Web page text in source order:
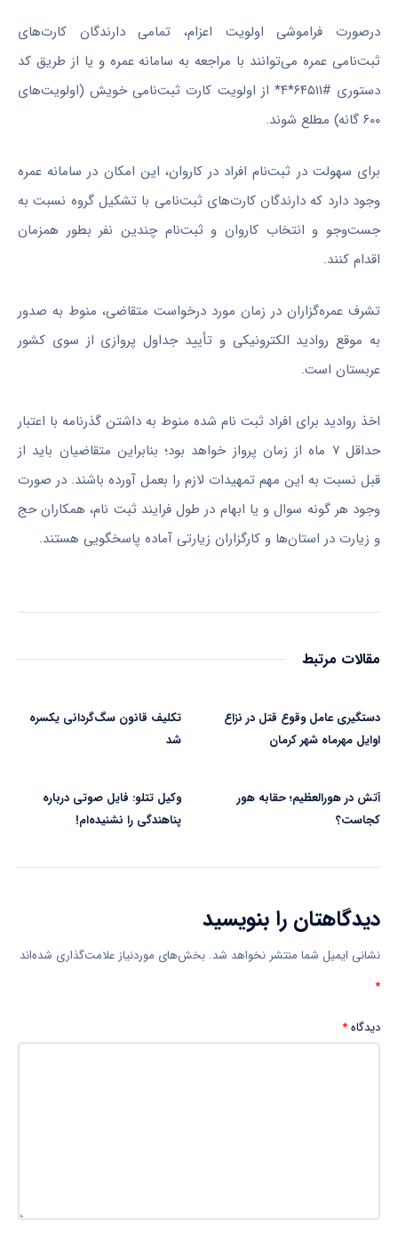
درصورت فراموشی اولویت اعزام، تمامی دارندگان کارت‌های
ثبت‌نامی عمره می‌توانند با مراجعه به سامانه عمره و یا از طریق کد
دستوری #۶۴۵۱۱*۴* از اولویت کارت ثبت‌نامی خویش (اولویت‌های
۶۰۰ گانه) مطلع شوند.
برای سهولت در ثبت‌نام افراد در کاروان، این امکان در سامانه عمره
وجود دارد که دارندگان کارت‌های ثبت‌نامی با تشکیل گروه نسبت به
جست‌و‌جو و انتخاب کاروان و ثبت‌نام چندین نفر بطور همزمان
اقدام کنند.
تشرف عمره‌گزاران در زمان مورد درخواست متقاضی، منوط به صدور
به موقع روادید الکترونیکی و تأیید جداول پروازی از سوی کشور
عربستان است.
اخذ روادید برای افراد ثبت نام شده منوط به داشتن گذرنامه با اعتبار
حداقل ۷ ماه از زمان پرواز خواهد بود؛ بنابراین متقاضیان باید از
قبل نسبت به این مهم تمهیدات لازم را بعمل آورده باشند. در صورت
وجود هر گونه سوال و یا ابهام در طول فرایند ثبت نام، همکاران حج
و زیارت در استان‌ها و کارگزاران زیارتی آماده پاسخگویی هستند.
مقالات مرتبط
دستگیری عامل وقوع قتل در نزاع
اوایل مهرماه شهر کرمان
تکلیف قانون سگ‌گردانی یکسره
شد
آتش در هورالعظیم؛ حقابه هور
کجاست؟
وکیل تتلو: فایل صوتی درباره
پناهندگی را نشنیده‌ام!
دیدگاهتان را بنویسید
نشانی ایمیل شما منتشر نخواهد شد. بخش‌های موردنیاز علامت‌گذاری شده‌اند
*
دیدگاه*